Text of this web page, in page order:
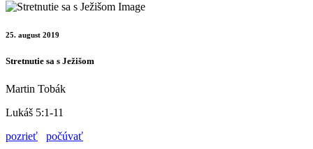
25. august 2019
Stretnutie sa s Ježišom
Martin Tobák
Lukáš 5:1-11
pozrieť
počúvať